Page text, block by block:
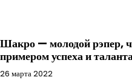
Шакро — молодой рэпер,
примером успеха и
26 марта 2022